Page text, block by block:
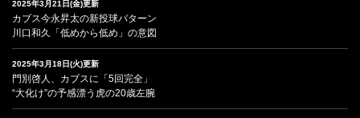
2025年3月21日(金)更新
カブス今永昇太の新投球パターン
川口和久「低めから低め」の意図
2025年3月18日(火)更新
門別啓人、カブスに「5回完全」
“大化け”の予感漂う虎の20歳左腕